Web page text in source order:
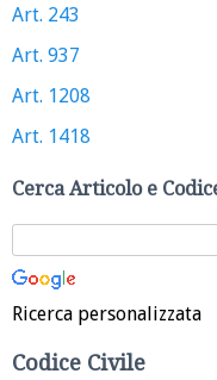
Art. 243
Art. 937
Art. 1208
Art. 1418
Cerca Articolo e
Ricerca personalizzata
Codice Civile